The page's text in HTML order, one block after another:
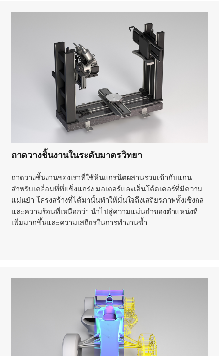
ถาดวางชิ้นงานในระดับมาตรวิทยา
ถาดวางชิ้นงานของเราที่ใช้หินแกรนิตผสานรวมเข้ากับแกน
สำหรับเคลื่อนที่ที่แข็งแกร่ง มอเตอร์และเอ็นโค้ดเดอร์ที่มีความ
แม่นยำ โครงสร้างที่ได้มานั้นทำให้มั่นใจถึงเสถียรภาพทั้งเชิงกล
และความร้อนที่เหนือกว่า นำไปสู่ความแม่นยำของตำแหน่งที่
เพิ่มมากขึ้นและความเสถียรในการทำงานซ้ำ